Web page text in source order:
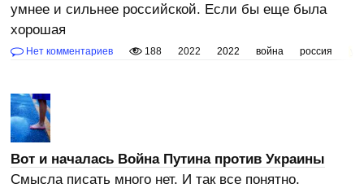
умнее и сильнее российской. Если бы еще была
хорошая
Нет комментариев 188 2022 2022 война россия
Вот и началась Война Путина против Украины
Смысла писать много нет. И так все понятно.